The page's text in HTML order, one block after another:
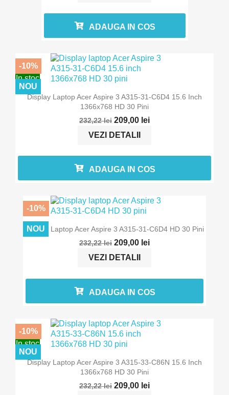
ADAUGA IN COS
In stoc
Display Laptop Acer Aspire 3 A315-31-C6D4 15.6 Inch
1366x768 HD 30 Pini
232,22 lei 209,00 lei
VEZI DETALII
-10%
NOU
ADAUGA IN COS
In stoc
Display Laptop Acer Aspire 3 A315-31-C6D4 HD 30 Pini
232,22 lei 209,00 lei
VEZI DETALII
-10%
NOU
ADAUGA IN COS
In stoc
Display Laptop Acer Aspire 3 A315-33-C86N 15.6 Inch
1366x768 HD 30 Pini
232,22 lei 209,00 lei
-10%
NOU